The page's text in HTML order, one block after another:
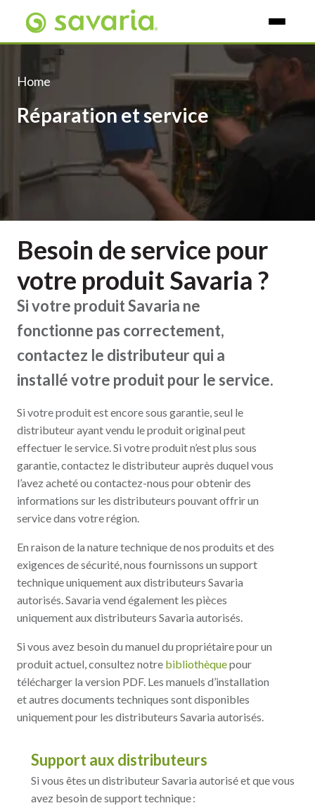
Home
​Réparation et service
Besoin de service pour
votre produit Savaria ?
Si votre produit Savaria ne
fonctionne pas correctement,
contactez le distributeur qui a
installé votre produit pour le service.
Si votre produit est encore sous garantie, seul le
distributeur ayant vendu le produit original peut
effectuer le service. Si votre produit n’est plus sous
garantie, contactez le distributeur auprès duquel vous
l’avez acheté ou contactez-nous pour obtenir des
informations sur les distributeurs pouvant offrir un
service dans votre région.
En raison de la nature technique de nos produits et des
exigences de sécurité, nous fournissons un support
technique uniquement aux distributeurs Savaria
autorisés. Savaria vend également les pièces
uniquement aux distributeurs Savaria autorisés.
Si vous avez besoin du manuel du propriétaire pour un
produit actuel, consultez notre bibliothèquepour
télécharger la version PDF. Les manuels d’installation
et autres documents techniques sont disponibles
uniquement pour les distributeurs Savaria autorisés.
Support aux distributeurs
Si vous êtes un distributeur Savaria autorisé et que vous
avez besoin de support technique :